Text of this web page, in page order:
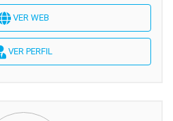
VER WEB
VER PERFIL